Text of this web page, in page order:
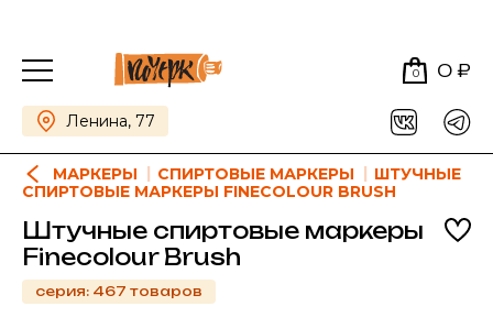
0 0 ₽
Ленина, 77
МАРКЕРЫ СПИРТОВЫЕ МАРКЕРЫ
ШТУЧНЫЕ
СПИРТОВЫЕ МАРКЕРЫ FINECOLOUR BRUSH
Штучные спиртовые маркеры
Finecolour Brush
серия: 467 товаров